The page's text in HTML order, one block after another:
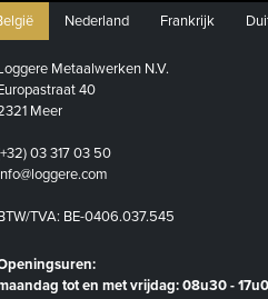
Nederland Frankrijk
Metaalwerken N.V.
40
Meer
03 317 03 50
TVA: BE-0406.037.545
tot en met vrijdag: 08u30 -